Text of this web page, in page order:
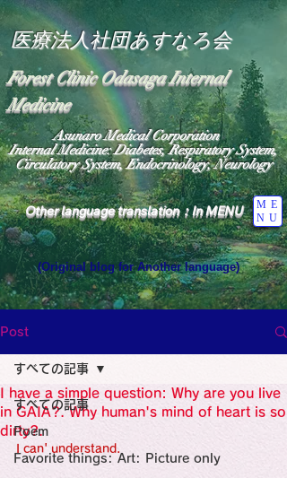
医療法人社団あすなろ会
Forest Clinic Odasaga Internal
Medicine
Other language translation：In MENU
ME
NU
Asunaro Medical Corporation
Internal Medicine: Diabetes, Respiratory System,
Circulatory System, Endocrinology, Neurology
(Original blog for Another language)
Heavens: Beyond the Universe: The World
the God of Light Resides"
Medicine Specialist
Specialist
Wide Blog
Medicine
Religion
Post
すべての記事
Poem
Favorite things: Art: Picture only
すべての記事
I have a simple question: Why are you live
in GAIA?. Why human's mind of heart is so
dirty?.
I can' understand.